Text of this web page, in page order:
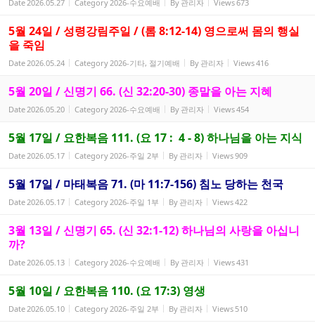
Date2026.05.27 Category2026-수요예배 By 관리자 Views673
5월 24일 / 성령강림주일 / (롬 8:12-14) 영으로써 몸의 행실
을 죽임
Date2026.05.24 Category2026-기타, 절기예배 By 관리자 Views416
5월 20일 / 신명기 66. (신 32:20-30) 종말을 아는 지혜
Date2026.05.20 Category2026-수요예배 By 관리자 Views454
5월 17일 / 요한복음 111. (요 17 : 4 - 8) 하나님을 아는 지식
Date2026.05.17 Category2026-주일 2부 By 관리자 Views909
5월 17일 / 마태복음 71. (마 11:7-156) 침노 당하는 천국
Date2026.05.17 Category2026-주일 1부 By 관리자 Views422
3월 13일 / 신명기 65. (신 32:1-12) 하나님의 사랑을 아십니
까?
Date2026.05.13 Category2026-수요예배 By 관리자 Views431
5월 10일 / 요한복음 110. (요 17:3) 영생
Date2026.05.10 Category2026-주일 2부 By 관리자 Views 510